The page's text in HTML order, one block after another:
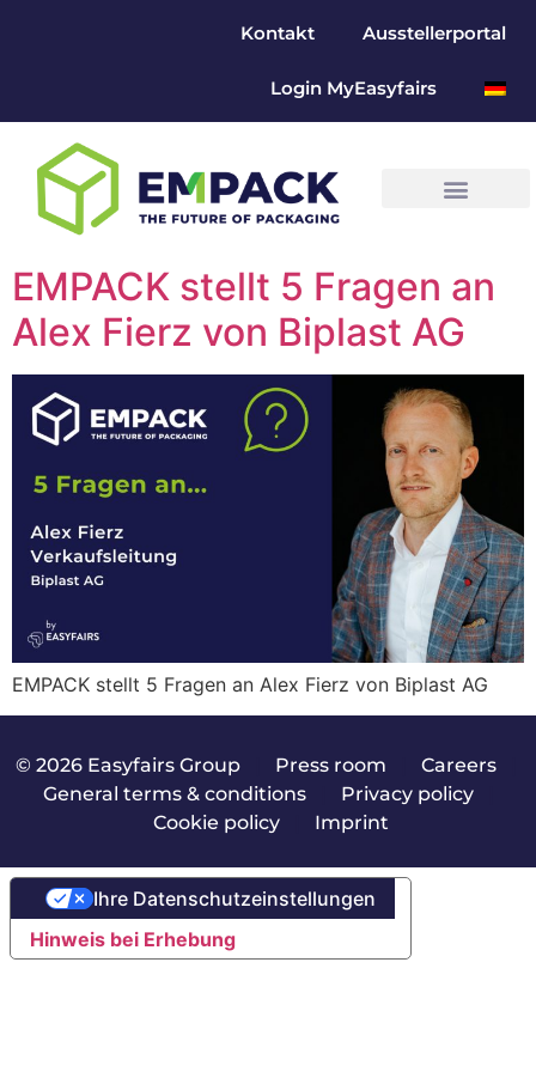
Kontakt Ausstellerportal
Login MyEasyfairs
EMPACK stellt 5 Fragen an
Alex Fierz von Biplast AG
EMPACK stellt 5 Fragen an Alex Fierz von Biplast AG
© 2026 Easyfairs Group| Press room Careers|
General terms & conditions| Privacy policy|
Cookie policy| Imprint
Hinweis bei Erhebung
Ihre Datenschutzeinstellungen